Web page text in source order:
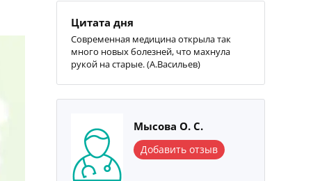
Цитата дня
Современная медицина открыла так
много новых болезней, что махнула
рукой на старые. (А.Васильев)
Мысова О. С.
Добавить отзыв